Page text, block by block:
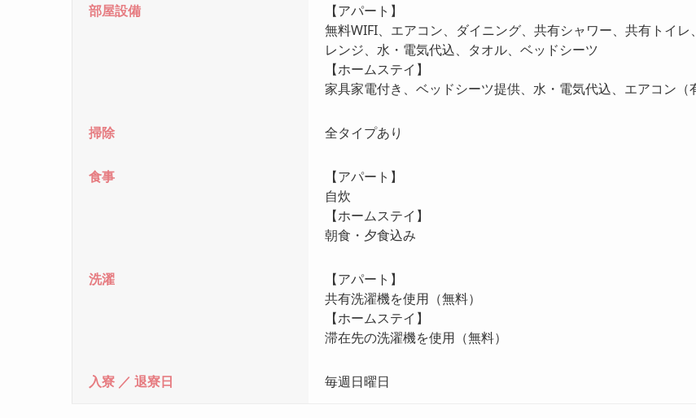
部屋設備
【アパート】
無料WIFI、エアコン、ダイニング、共有シャワー、共有トイ
レンジ、水・電気代込、タオル、ベッドシーツ
【ホームステイ】
家具家電付き、ベッドシーツ提供、水・電気代込、エアコン（
掃除 全タイプあり
食事
【アパート】
自炊
【ホームステイ】
朝食・夕食込み
洗濯
【アパート】
共有洗濯機を使用（無料）
【ホームステイ】
滞在先の洗濯機を使用（無料）
入寮 ／ 退寮日 毎週日曜日